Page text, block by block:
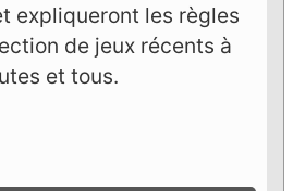
expliqueront les règles
de jeux récents à
et tous.